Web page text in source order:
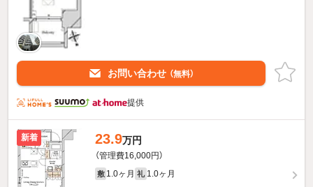
お問い合わせ （無料）
提供
新着 23.9万円
（管理費16,000円）
敷 1.0ヶ月 礼 1.0ヶ月